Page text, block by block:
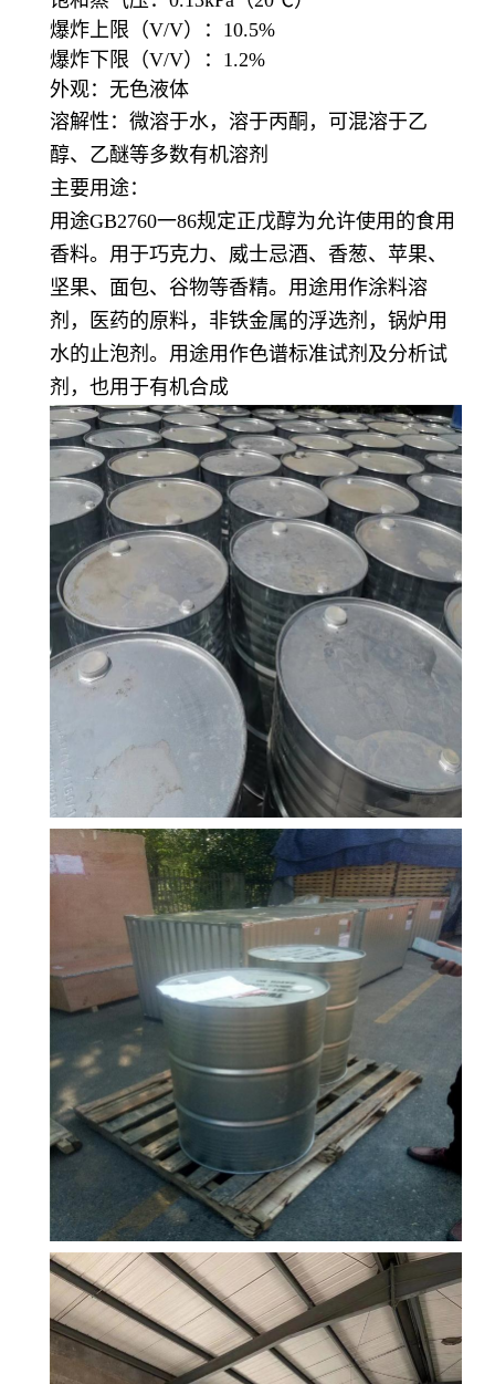
爆炸上限（V/V）：10.5%
爆炸下限（V/V）：1.2%
外观：无色液体
溶解性：微溶于水，溶于丙酮，可混溶于乙
醇、乙醚等多数有机溶剂
主要用途：
用途GB2760一86规定正戊醇为允许使用的食用
香料。用于巧克力、威士忌酒、香葱、苹果、
坚果、面包、谷物等香精。用途用作涂料溶
剂，医药的原料，非铁金属的浮选剂，锅炉用
水的止泡剂。用途用作色谱标准试剂及分析试
剂，也用于有机合成